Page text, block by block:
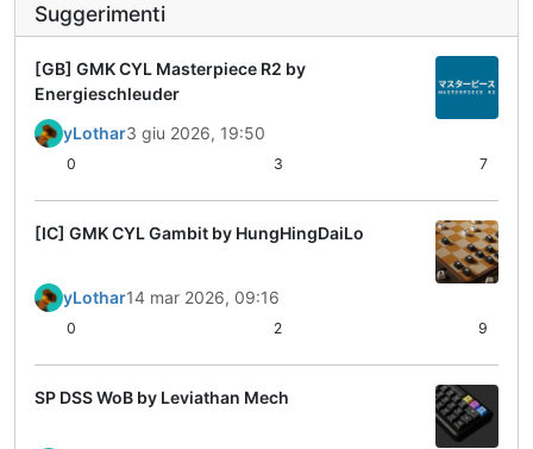
Suggerimenti
[GB] GMK CYL Masterpiece R2 by
Energieschleuder
yLothar3 giu 2026, 19:50
0 3 7
[IC] GMK CYL Gambit by HungHingDaiLo
yLothar14 mar 2026, 09:16
0 2 9
SP DSS WoB by Leviathan Mech